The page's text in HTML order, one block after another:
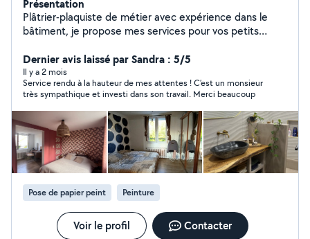
Présentation
Plâtrier-plaquiste de métier avec expérience dans le
bâtiment, je propose mes services pour vos petits
soigneux, je peux intervenir pour des travaux de placo,
enduits, finitions, mais aussi pour divers petits chantiers
et dépannages. Je dispose d'un camion, ce qui me
permet de me déplacer facilement et d'assurer
l'évacuation ou le transport de matériaux si besoin.
Disponible pour des missions ponctuelles ou régulières,
je m'adapte à vos besoins avec efficacité et
professionnalisme. Au plaisir.
Dernier avis laissé par Sandra : 5/5
Il y a 2 mois
Service rendu à la hauteur de mes attentes ! C’est un monsieur
très sympathique et investi dans son travail. Merci beaucoup
Pose de papier peint Peinture
Voir le profil Contacter